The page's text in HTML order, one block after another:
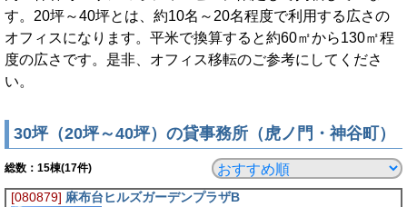
す。20坪～40坪とは、約10名～20名程度で利用する広さの
オフィスになります。平米で換算すると約60㎡から130㎡程
度の広さです。是非、オフィス移転のご参考にしてくださ
い。
30坪（20坪～40坪）の貸事務所（虎ノ門・神谷町）
総数： 15棟(17件)
[080879] 麻布台ヒルズガーデンプラザB